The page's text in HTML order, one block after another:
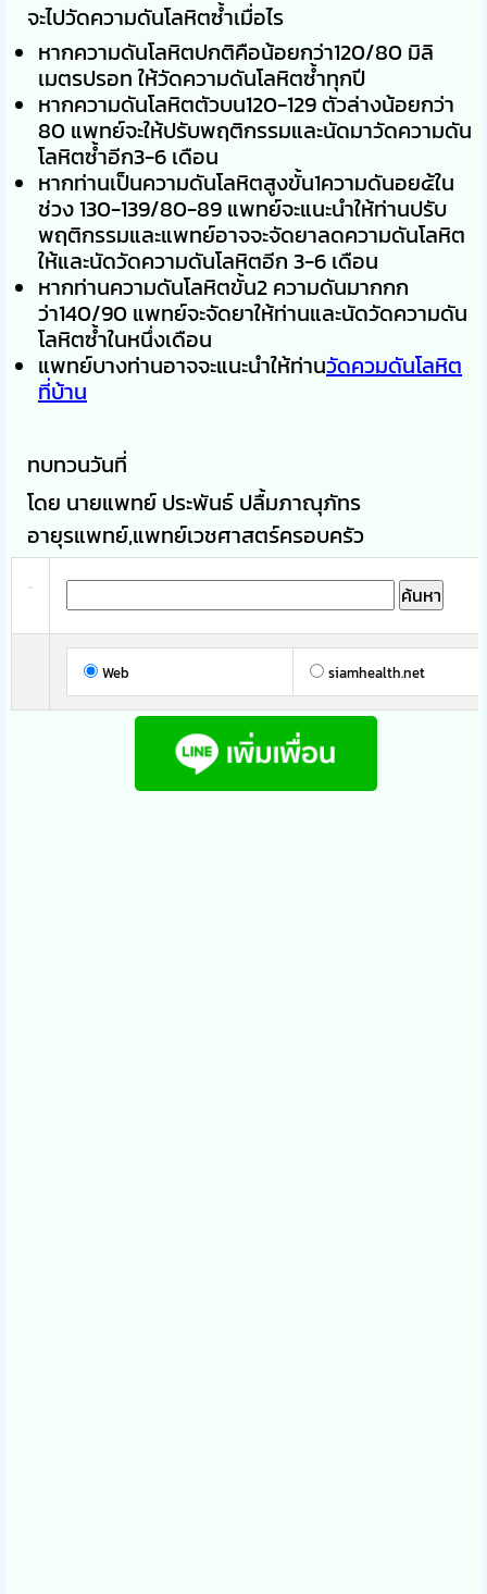
จะไปวัดความดันโลหิตซ้ำเมื่อไร
หากความดันโลหิตปกติคือน้อยกว่า120/80 มิลิ
เมตรปรอท ให้วัดความดันโลหิตซ้ำทุกปี
หากความดันโลหิตตัวบน120-129 ตัวล่างน้อยกว่า
80 แพทย์จะให้ปรับพฤติกรรมและนัดมาวัดความดัน
โลหิตซ้ำอีก3-6 เดือน
หากท่านเป็นความดันโลหิตสูงขั้น1ความดันอย๔้ใน
ช่วง 130-139/80-89 แพทย์จะแนะนำให้ท่านปรับ
พฤติกรรมและแพทย์อาจจะจัดยาลดความดันโลหิต
ให้และนัดวัดความดันโลหิตอีก 3-6 เดือน
หากท่านความดันโลหิตขั้น2 ความดันมากกก
ว่า140/90 แพทย์จะจัดยาให้ท่านและนัดวัดความดัน
โลหิตซ้ำในหนึ่งเดือน
แพทย์บางท่านอาจจะแนะนำให้ท่านวัดควมดันโลหิต
ที่บ้าน
ทบทวนวันที่
โดย นายแพทย์ ประพันธ์ ปลื้มภาณุภัทร
อายุรแพทย์,แพทย์เวชศาสตร์ครอบครัว
Web siamhealth.net